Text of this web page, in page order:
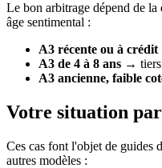
Le bon arbitrage dépend de la
âge sentimental :
A3 récente ou à crédit
A3 de 4 à 8 ans → tiers
A3 ancienne, faible
Votre situation
Ces cas font l'objet de guides
autres modèles :